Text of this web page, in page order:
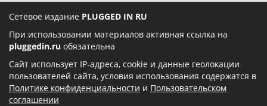
Сетевое издание PLUGGED IN RU
При использовании материалов активная ссылка на
pluggedin.ru обязательна
Сайт использует IP-адреса, cookie и данные геолокации
пользователей сайта, условия использования содержатся в
Политике конфиденциальности и Пользовательском
соглашении